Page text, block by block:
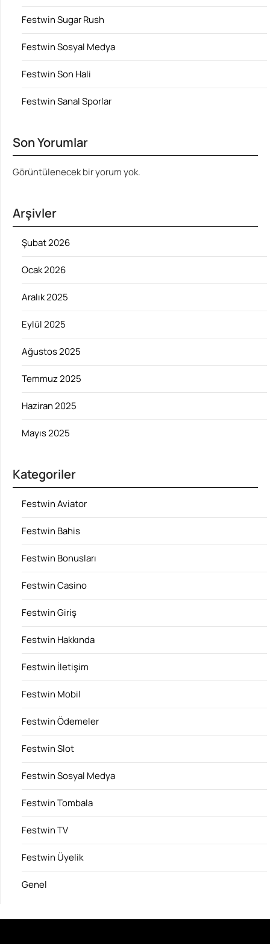
Festwin Sugar Rush
Festwin Sosyal Medya
Festwin Son Hali
Festwin Sanal Sporlar
Son Yorumlar
Görüntülenecek bir yorum yok.
Arşivler
Şubat 2026
Ocak 2026
Aralık 2025
Eylül 2025
Ağustos 2025
Temmuz 2025
Haziran 2025
Mayıs 2025
Kategoriler
Festwin Aviator
Festwin Bahis
Festwin Bonusları
Festwin Casino
Festwin Giriş
Festwin Hakkında
Festwin İletişim
Festwin Mobil
Festwin Ödemeler
Festwin Slot
Festwin Sosyal Medya
Festwin Tombala
Festwin TV
Festwin Üyelik
Genel